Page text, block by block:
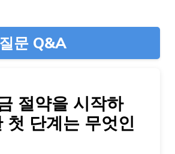
문 Q&A
절약을 시작하
첫 단계는 무엇인